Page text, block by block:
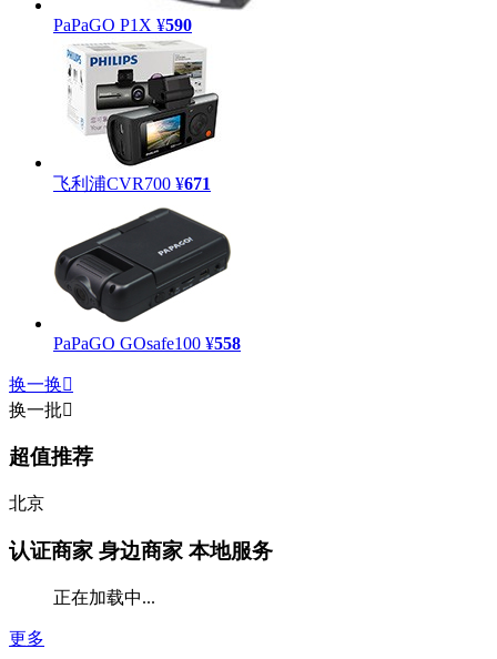
PaPaGO P1X ¥590
飞利浦CVR700 ¥671
PaPaGO GOsafe100 ¥558
换一换
换一批
超值推荐
北京
认证商家 身边商家 本地服务
正在加载中...
更多